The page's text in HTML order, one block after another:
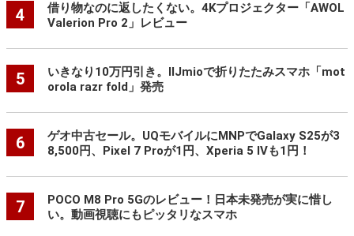
4
借り物なのに返したくない。4Kプロジェクター「AWOL
Valerion Pro 2」レビュー
5
いきなり10万円引き。IIJmioで折りたたみスマホ「mot
orola razr fold」発売
6
ゲオ中古セール。UQモバイルにMNPでGalaxy S25が3
8,500円、Pixel 7 Proが1円、Xperia 5 IVも1円！
7
POCO M8 Pro 5Gのレビュー！日本未発売が実に惜し
い。動画視聴にもピッタリなスマホ